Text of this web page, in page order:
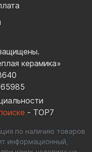
керамика»
- TOP7
по наличию товаров
информационный,